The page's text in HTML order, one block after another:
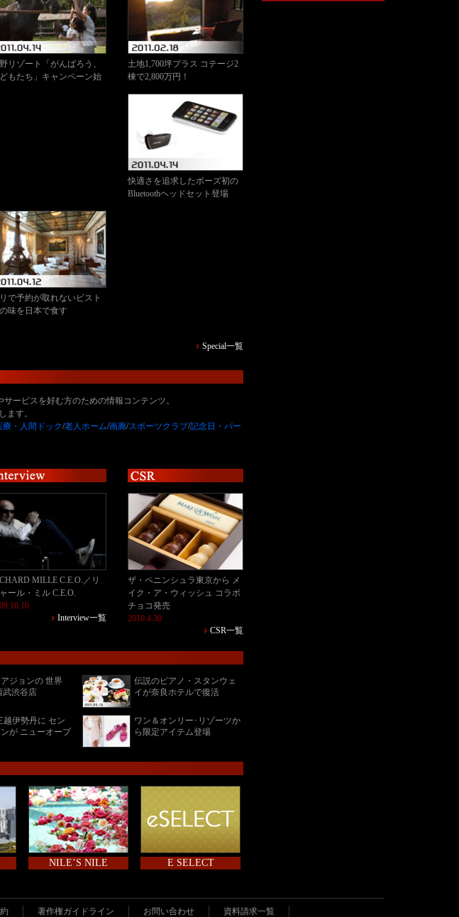
リゾート「がんばろう、
もたち」キャンペーン始
土地1,700坪プラス コテージ2
棟で2,800万円！
快適さを追求したボーズ初の
Bluetoothヘッドセット登場
で予約が取れないビスト
味を日本で食す
Special一覧
ービスを好む方のための情報コンテンツ。
ます。
療・人間ドック/老人ホーム/画廊/スポーツクラブ/記念日・パー
MILLE C.E.O.／リ
ール・ミル C.E.O.
Interview一覧
ザ・ペニンシュラ東京から メ
イク・ア・ウィッシュ コラボ
チョコ発売
2010.4.30
CSR一覧
ジョンの 世界
渋谷店
伝説のピアノ・スタンウェ
イが奈良ホテルで復活
越伊勢丹に セン
ンが ニューオープ
ワン＆オンリー･リゾーツか
ら限定アイテム登場
NILE’S NILE E SELECT
著作権ガイドライン お問い合わせ 資料請求一覧